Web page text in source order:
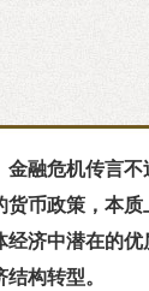
金融危机传言
货币政策，本
经济中潜在的
结构转型。